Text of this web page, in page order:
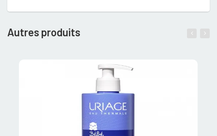
Autres produits